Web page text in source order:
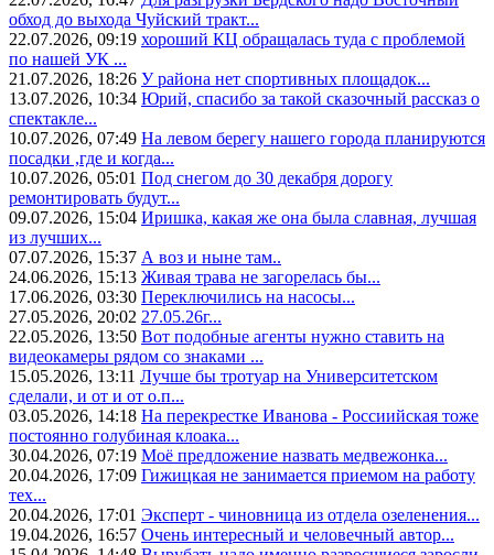
обход до выхода Чуйский тракт...
22.07.2026, 09:19 хороший КЦ обращалась туда с проблемой
по нашей УК ...
21.07.2026, 18:26 У района нет спортивных площадок...
13.07.2026, 10:34 Юрий, спасибо за такой сказочный рассказ о
спектакле...
10.07.2026, 07:49 На левом берегу нашего города планируются
посадки ,где и когда...
10.07.2026, 05:01 Под снегом до 30 декабря дорогу
ремонтировать будут...
09.07.2026, 15:04 Иришка, какая же она была славная, лучшая
из лучших...
07.07.2026, 15:37 А воз и ныне там..
24.06.2026, 15:13 Живая трава не загорелась бы...
17.06.2026, 03:30 Переключились на насосы...
27.05.2026, 20:02 27.05.26г...
22.05.2026, 13:50 Вот подобные агенты нужно ставить на
видеокамеры рядом со знаками ...
15.05.2026, 13:11 Лучше бы тротуар на Университетском
сделали, и от и от о.п...
03.05.2026, 14:18 На перекрестке Иванова - Россиийская тоже
постоянно голубиная клоака...
30.04.2026, 07:19 Моё предложение назвать медвежонка...
20.04.2026, 17:09 Гижицкая не занимается приемом на работу
тех...
20.04.2026, 17:01 Эксперт - чиновница из отдела озеленения...
19.04.2026, 16:57 Очень интересный и человечный автор...